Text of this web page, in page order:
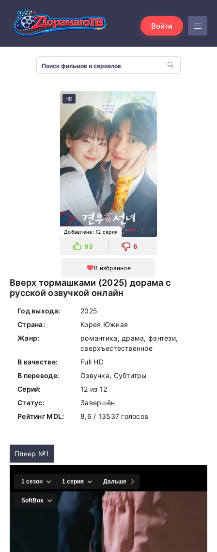
Войти
HD
Добавлена: 12 серия
93 6
В избранное
Вверх тормашками (2025) дорама с
русской озвучкой онлайн
Год выхода:
2025
Страна:
Корея Южная
Жанр:
романтика, драма, фэнтези,
сверхъестественное
В качестве:
Full HD
В переводе:
Озвучка, Субтитры
Серий:
12 из 12
Статус:
Завершён
Рейтинг MDL:
8,6 / 13537 голосов
Плеер №1